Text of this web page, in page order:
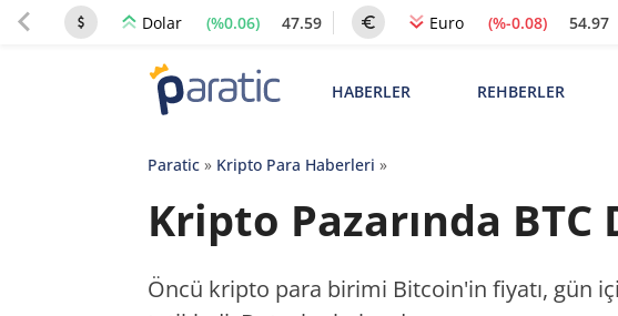
Dolar (%0.06) 47.59 Euro (%-0.08) 54.97
HABERLER REHBERLER
Paratic» Kripto Para Haberleri »
Kripto Pazarında
Öncü kripto para birimi Bitcoin'in fiyatı, gün